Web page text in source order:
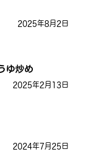
2025年8月2日
ゆ炒め
2025年2月13日
2024年7月25日